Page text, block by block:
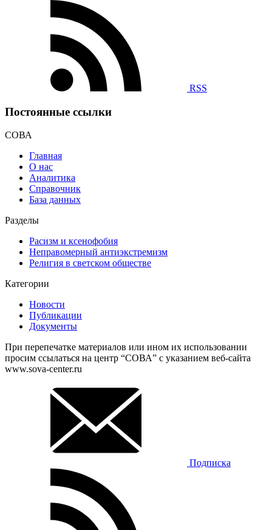
RSS
Постоянные ссылки
СОВА
Главная
О нас
Аналитика
Справочник
База данных
Разделы
Расизм и ксенофобия
Неправомерный антиэкстремизм
Религия в светском обществе
Категории
Новости
Публикации
Документы
При перепечатке материалов или ином их использовании
просим ссылаться на центр “СОВА” с указанием веб-сайта
www.sova-center.ru
Подписка